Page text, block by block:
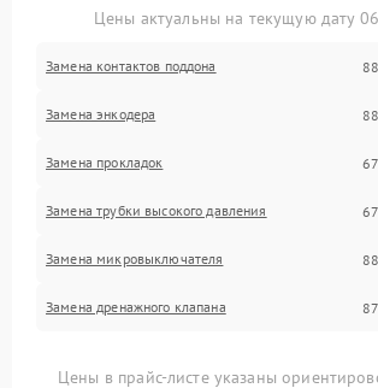
Цены актуальны на текущую дату
Замена контактов поддона
Замена энкодера
Замена прокладок
Замена трубки высокого давления
Замена микровыключателя
Замена дренажного клапана
Цены в прайс-листе указаны